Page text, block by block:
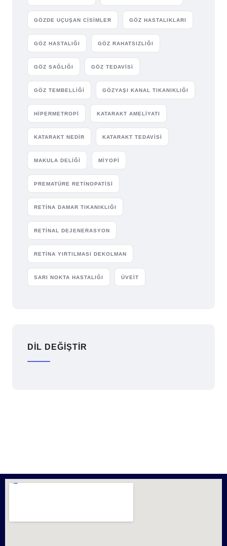
GÖZDE UÇUŞAN CISIMLER GÖZ HASTALIKLARI
GÖZ HASTALIĞI GÖZ RAHATSIZLIĞI
GÖZ SAĞLIĞI GÖZ TEDAVISI
GÖZ TEMBELLIĞI GÖZYAŞI KANAL TIKANIKLIĞI
HIPERMETROPI KATARAKT AMELIYATI
KATARAKT NEDIR KATARAKT TEDAVISI
MAKULA DELIĞI MIYOPI
PREMATÜRE RETINOPATISI
RETINA DAMAR TIKANIKLIĞI
RETINAL DEJENERASYON
RETINA YIRTILMASI DEKOLMAN
SARI NOKTA HASTALIĞI ÜVEIT
DİL DEĞİŞTİR